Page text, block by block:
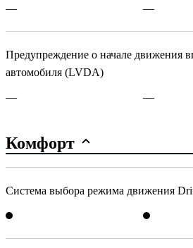
— —
Предупреждение о начале движения
автомобиля (LVDA)
— —
Комфорт
Система выбора режима движения